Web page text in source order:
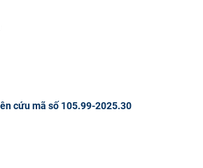
cứu mã số 105.99-2025.30